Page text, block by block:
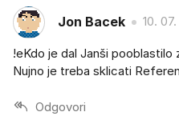
Jon Bacek 10.
!eKdo je dal Janši pooblastilo
Nujno je treba sklicati
Odgovori